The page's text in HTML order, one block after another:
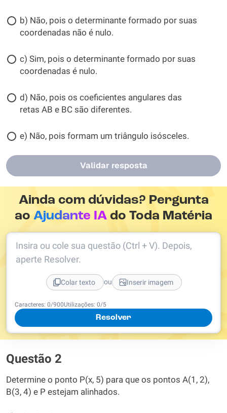
b) Não, pois o determinante formado por suas
coordenadas não é nulo.
c) Sim, pois o determinante formado por suas
coordenadas é nulo.
d) Não, pois os coeficientes angulares das
retas AB e BC são diferentes.
e) Não, pois formam um triângulo isósceles.
Validar resposta
Ainda com dúvidas? Pergunta
aoAjudante IA do Toda Matéria
Caracteres: 0/900Utilizações: 0/5
Resolver
Insira ou cole sua questão (Ctrl + V). Depois,
aperte Resolver.
Colar texto ou Inserir imagem
Questão 2
Determine o ponto P(x, 5) para que os pontos A(1, 2),
B(3, 4) e P estejam alinhados.